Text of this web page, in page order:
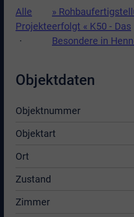
Alle
Projekte
»
erfolgt « K50 - Das
Besondere in
Objektdaten
Objektnummer
Objektart
Ort
Zustand
Zimmer